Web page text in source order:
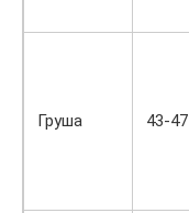
Груша 43-47